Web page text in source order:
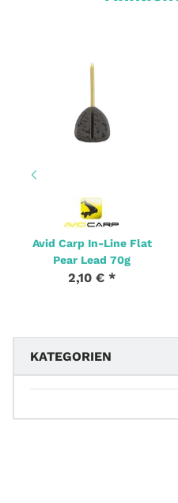
Avid Carp In-Line Flat
Pear Lead 70g
2,10 € *
KATEGORIEN